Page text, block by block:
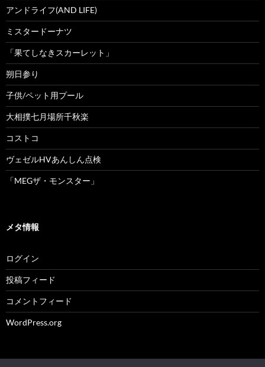
アンドライフ(AND LIFE)
ミスタードーナツ
「果てしなきスカーレット」
朔日参り
子供/ペット用プール
大相撲七月場所千秋楽
コストコ
ヴェゼルHVあんしん点検
「MEGザ・モンスター」
メタ情報
ログイン
投稿フィード
コメントフィード
WordPress.org